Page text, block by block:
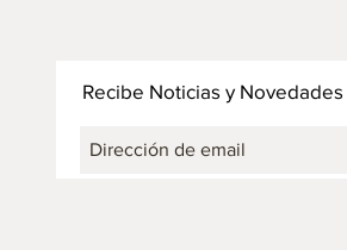
Recibe Noticias y Novedades